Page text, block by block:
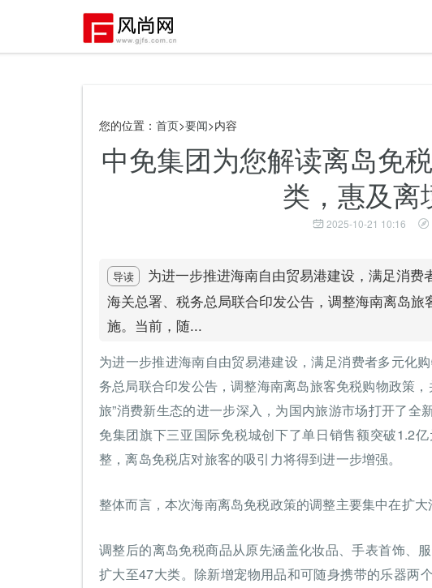
您的位置： 首页>要闻>内容
中免集团为您解读离岛免
类，惠及离
2025-10-21 10:16
导读
为进一步推进海南自由贸易港建设，满足消费
海关总署、税务总局联合印发公告，调整海南离岛
施。当前，随...
为进一步推进海南自由贸易港建设，满足消费者多元化
务总局联合印发公告，调整海南离岛旅客免税购物政策
旅”消费新生态的进一步深入，为国内旅游市场打开了全
免集团旗下三亚国际免税城创下了单日销售额突破1.2
整，离岛免税店对旅客的吸引力将得到进一步增强。
整体而言，本次海南离岛免税政策的调整主要集中在扩大
调整后的离岛免税商品从原先涵盖化妆品、手表首饰、
扩大至47大类。除新增宠物用品和可随身携带的乐器两